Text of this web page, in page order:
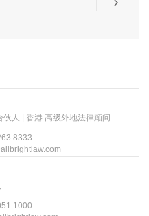
伙人 | 香港 高级外地法律顾问
8333
1000